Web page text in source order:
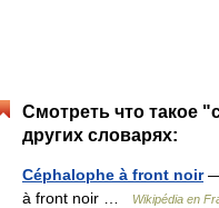
Смотреть что такое
других словарях:
Céphalophe à front noir—
à front noir …
Wikipédia en